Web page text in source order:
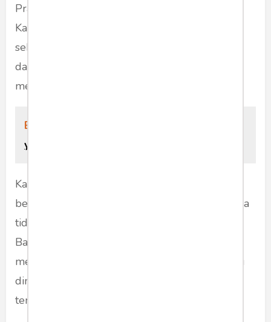
Prabowo pun tak diindahkan sahabat koalisi.
Kalau boleh mengambil kesimpulan lebih dini,
sebenarnya Prabowo tersandera koalisi
dasamuka ketiga partai ini alias setengah hati
menjalin “cinta koalisi” dengan Gerindra.
Baca Juga:
yang Oleng
Kalkulasi Politik ketiga parpol ini sepertinya
berdasarkan rumusan masing-masing, sehingga
tidak begitu bergantung pada Gerindra.
Barangkali koalisi oposisi ini hanya bertujuan
mencari efek ekor jas dari politik identitas yang
dimainkan selama ini, sehingga setelah tujuan
tercapai, ketiga langsung perlahan balik arah.